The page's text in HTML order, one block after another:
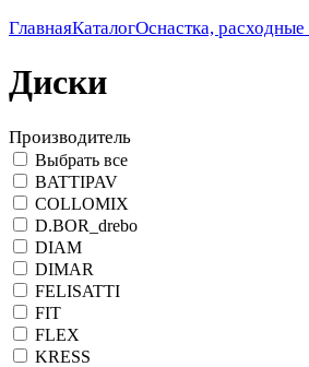
ГлавнаяКаталогОснастка,
Диски
Производитель
Выбрать все
BATTIPAV
COLLOMIX
D.BOR_drebo
DIAM
DIMAR
FELISATTI
FIT
FLEX
KRESS